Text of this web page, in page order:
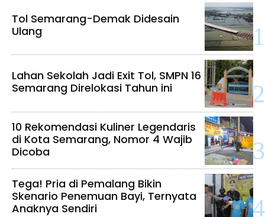
Tol Semarang-Demak Didesain
Ulang
Lahan Sekolah Jadi Exit Tol, SMPN 16
Semarang Direlokasi Tahun ini
10 Rekomendasi Kuliner Legendaris
di Kota Semarang, Nomor 4 Wajib
Dicoba
Tega! Pria di Pemalang Bikin
Skenario Penemuan Bayi, Ternyata
Anaknya Sendiri